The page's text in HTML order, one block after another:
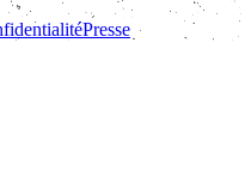
Presse